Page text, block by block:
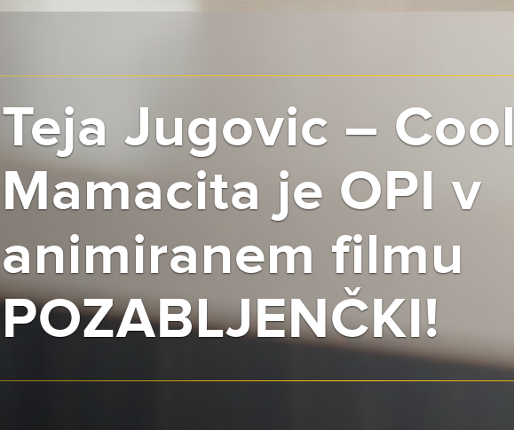
Teja Jugovic – Cool
Mamacita je OPI v
animiranem filmu
POZABLJENČKI!